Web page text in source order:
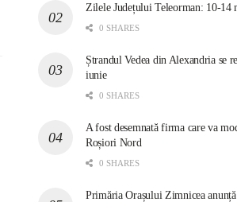
Zilele Județului Teleorman: 10-14
0 SHARES
Ștrandul Vedea din Alexandria se
iunie
0 SHARES
A fost desemnată firma care va
Roșiori Nord
0 SHARES
Primăria Orașului Zimnicea